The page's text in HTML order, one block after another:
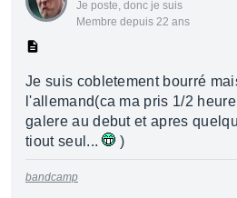
Je poste, donc je suis
Membre depuis 22 ans
Je suis cobletement bourré
l'allemand(ca ma pris 1/2
galere au debut et apres
tiout seul...
)
bandcamp